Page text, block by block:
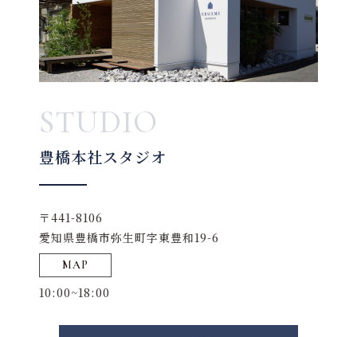
STUDIO
豊橋本社スタジオ
〒441-8106
愛知県豊橋市弥生町字東豊和19-6
MAP
10:00~18:00